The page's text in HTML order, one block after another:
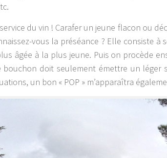
du vin ! Carafer un jeune flacon ou
vous la préséance ? Elle consiste à
âgée à la plus jeune. Puis on procède
bouchon doit seulement émettre un
un bon « POP » m’apparaîtra